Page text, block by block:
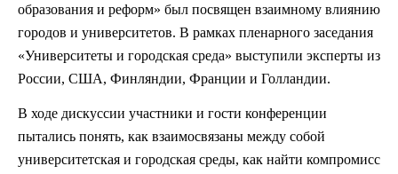
образования и реформ» был посвящен взаимному влиянию
городов и университетов. В рамках пленарного заседания
«Университеты и городская среда» выступили эксперты из
России, США, Финляндии, Франции и Голландии.
В ходе дискуссии участники и гости конференции
пытались понять, как взаимосвязаны между собой
университетская и городская среды, как найти компромисс